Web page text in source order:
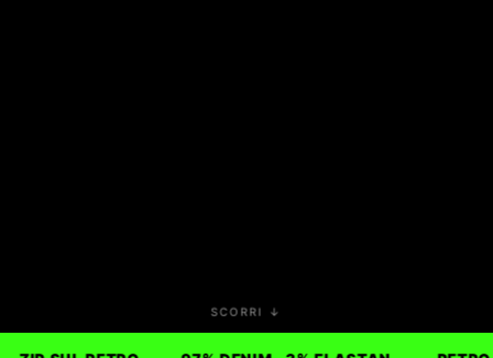
SCORRI ↓